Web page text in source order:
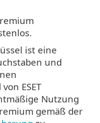
ist eine
und
ESET
Nutzung
gemäß der